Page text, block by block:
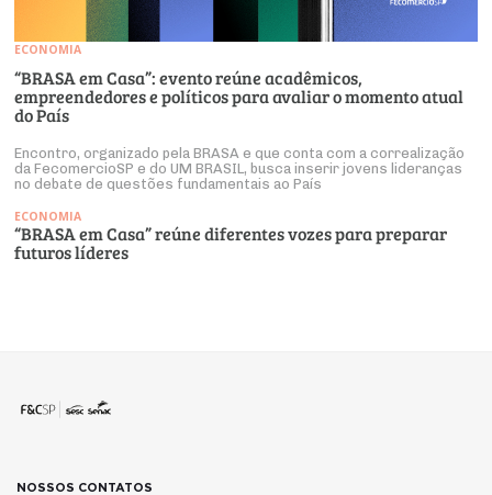
ECONOMIA
“BRASA em Casa”: evento reúne acadêmicos,
empreendedores e políticos para avaliar o momento atual
do País
Encontro, organizado pela BRASA e que conta com a correalização
da FecomercioSP e do UM BRASIL, busca inserir jovens lideranças
no debate de questões fundamentais ao País
ECONOMIA
“BRASA em Casa” reúne diferentes vozes para preparar
futuros líderes
NOSSOS CONTATOS